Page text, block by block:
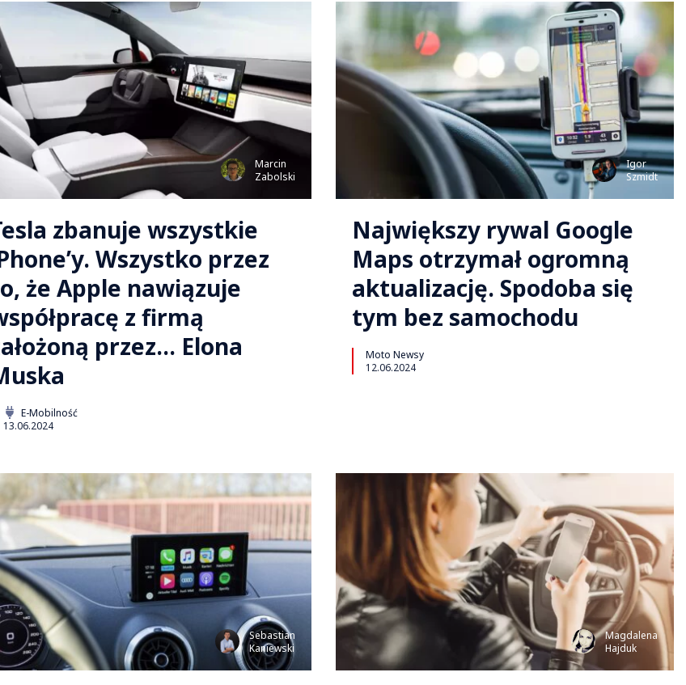
Marcin
Zabolski
zbanuje wszystkie
Wszystko przez
że Apple nawiązuje
z firmą
przez… Elona
E-Mobilność
13.06.2024
Igor
Szmidt
Największy rywal Google
Maps otrzymał ogromną
aktualizację. Spodoba się
tym bez samochodu
Moto Newsy
12.06.2024
Sebastian
Kaniewski
Magdalena
Hajduk